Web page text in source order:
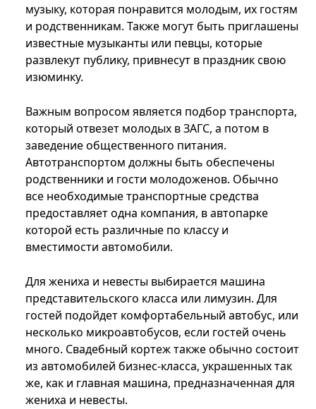
музыку, которая понравится молодым, их гостям
и родственникам. Также могут быть приглашены
известные музыканты или певцы, которые
развлекут публику, привнесут в праздник свою
изюминку.
Важным вопросом является подбор транспорта,
который отвезет молодых в ЗАГС, а потом в
заведение общественного питания.
Автотранспортом должны быть обеспечены
родственники и гости молодоженов. Обычно
все необходимые транспортные средства
предоставляет одна компания, в автопарке
которой есть различные по классу и
вместимости автомобили.
Для жениха и невесты выбирается машина
представительского класса или лимузин. Для
гостей подойдет комфортабельный автобус, или
несколько микроавтобусов, если гостей очень
много. Свадебный кортеж также обычно состоит
из автомобилей бизнес-класса, украшенных так
же, как и главная машина, предназначенная для
жениха и невесты.